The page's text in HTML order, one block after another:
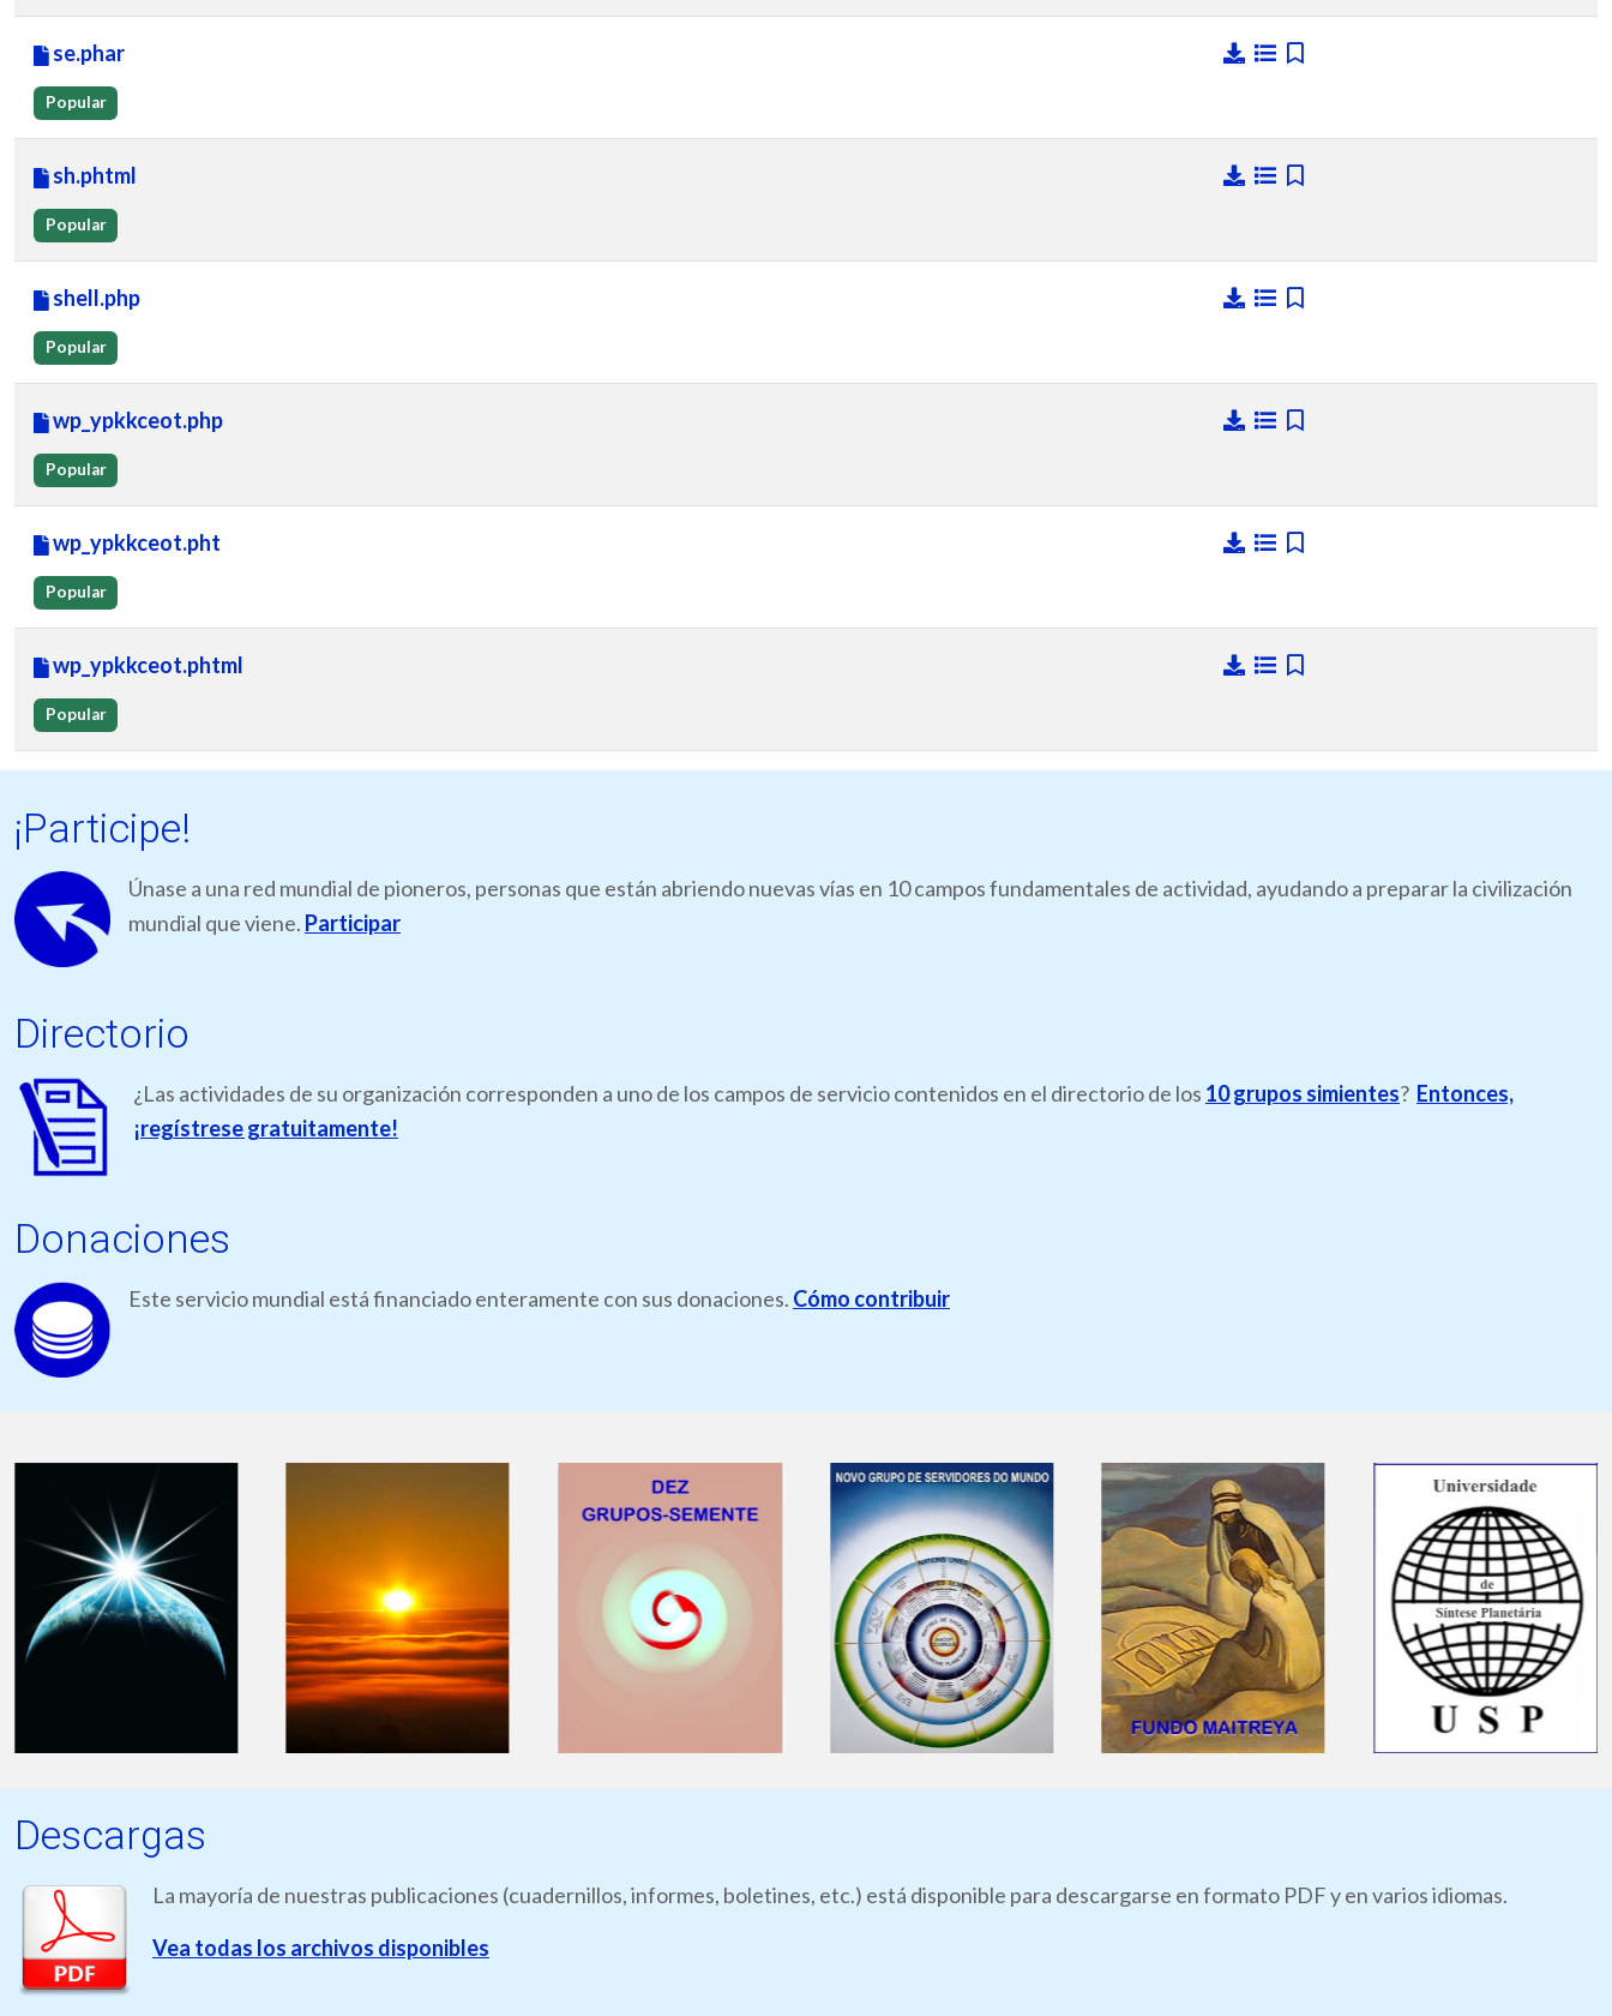
se.phar
Popular
sh.phtml
Popular
shell.php
Popular
wp_ypkkceot.php
Popular
wp_ypkkceot.pht
Popular
wp_ypkkceot.phtml
Popular
¡Participe!
Únase a una red mundial de pioneros, personas que están abriendo nuevas vías en 10 campos fundamentales de actividad, ayudando a preparar la civilización
mundial que viene. Participar
Directorio
¿Las actividades de su organización corresponden a uno de los campos de servicio contenidos en el directorio de los 10 grupos simientes? Entonces,
¡regístrese gratuitamente!
Donaciones
Este servicio mundial está financiado enteramente con sus donaciones. Cómo contribuir
Descargas
La mayoría de nuestras publicaciones (cuadernillos, informes, boletines, etc.) está disponible para descargarse en formato PDF y en varios idiomas.
Vea todas los archivos disponibles